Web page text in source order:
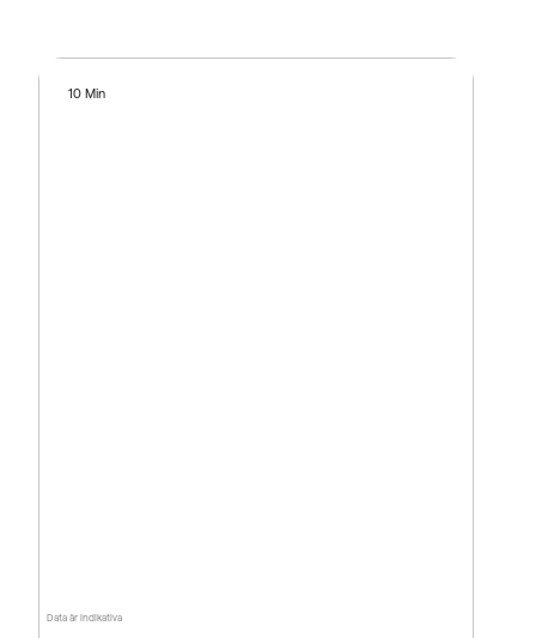
Data är indikativa
10 Min